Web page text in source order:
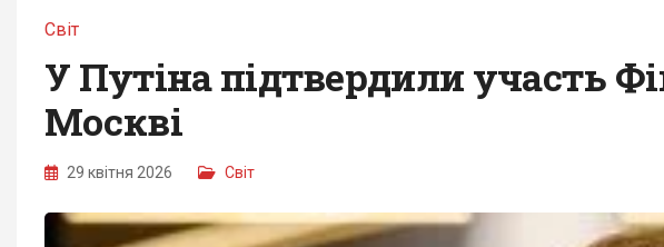
Світ
У Путіна підтвердили участь
Москві
29 квітня 2026 Світ